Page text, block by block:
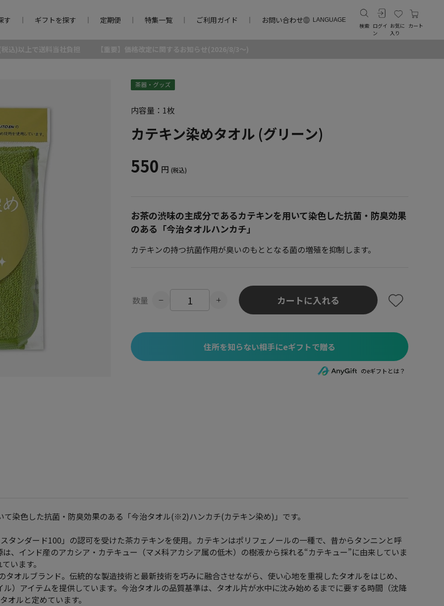
す ギフトを探す 定期便 特集一覧 ご利用ガイド お問い合わせ LANGUAGE
検索 ログイ
ン
お気に
入り
カート
込)以上で送料当社負担 【重要】価格改定に関するお知らせ(2026/8/3～)
内容量：1枚
カテキン染めタオル (グリーン)
550 円 (税込)
お茶の渋味の主成分であるカテキンを用いて染色した抗菌・防臭効果
のある「今治タオルハンカチ」
カテキンの持つ抗菌作用が臭いのもととなる菌の増殖を抑制します。
数量 カートに入れる
住所を知らない相手にeギフトで贈る
のeギフトとは？
染色した抗菌・防臭効果のある「今治タオル(※2)ハンカチ(カテキン染め)」です。
ンダード100」の認可を受けた茶カテキンを使用。カテキンはポリフェノールの一種で、昔からタンニンと呼
、インド産のアカシア・カテキュー（マメ科アカシア属の低木）の樹液から採れる“カテキュー”に由来していま
います。
オルブランド。伝統的な製造技術と最新技術を巧みに融合させながら、使い心地を重視したタオルをはじめ、
）アイテムを提供しています。今治タオルの品質基準は、タオル片が水中に沈み始めるまでに要する時間（沈降
オルと定めています。